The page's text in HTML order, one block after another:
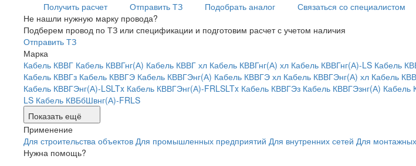
Получить расчет
Отправить ТЗ Подобрать аналог
Связаться со специалистом
Не нашли нужную марку провода?
Подберем провод по ТЗ или спецификации и подготовим расчет с учетом наличия
Отправить ТЗ
Марка
Кабель КВВГ Кабель КВВГнг(А) Кабель КВВГ хл Кабель КВВГнг(А) хл Кабель КВВГнг(А)-LS Кабель
Кабель КВВГз Кабель КВВГЭ Кабель КВВГЭнг(А) Кабель КВВГЭ хл Кабель КВВГЭнг(А) хл Кабель
Кабель КВВГЭнг(А)-LSLTx Кабель КВВГЭнг(А)-FRLSLTx Кабель КВВГЭз Кабель КВВГЭзнг(А) Кабель
LS Кабель КВБбШвнг(А)-FRLS
Показать ещё
Применение
Для строительства объектов Для промышленных предприятий Для внутренних сетей Для
Нужна помощь?